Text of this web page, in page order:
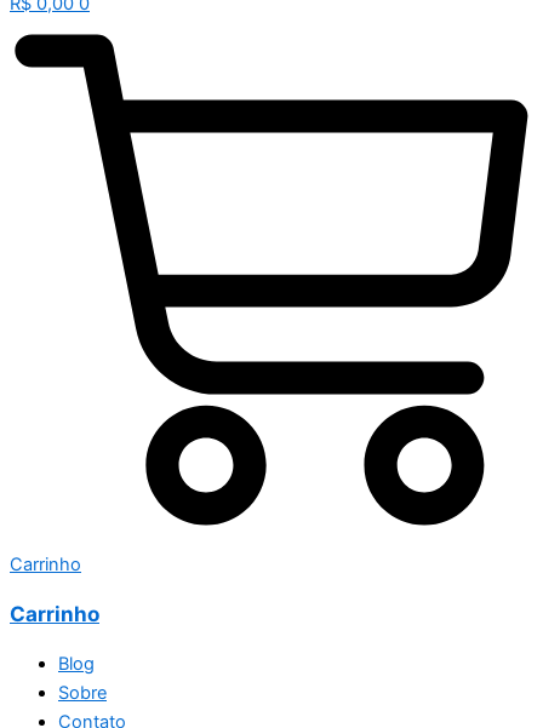
Carrinho
Carrinho
Blog
Sobre
Contato